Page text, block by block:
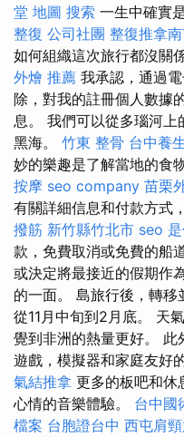
堂 地圖 搜索 一生中確實
整復 公司社團 整復推拿
如何組織這次旅行都沒關
外燴 推薦 我承認，通過
除，對我的註冊個人數據
息。 我們可以從多瑙河上
黑海。 竹東 整骨 台中養
妙的樂趣是了解當地的食
按摩 seo company 苗栗
有關詳細信息和付款方式
撥筋 新竹縣竹北市 seo
款，免費取消或免費的船
或決定將最接近的假期作
的一面。 島旅行後，轉
從11月中旬到2月底。 天
覺到非洲的熱量更好。
遊戲，模擬器和家庭友好
氣結推拿 更多的板吧和休
心情的音樂體驗。 台中國
檔案 台胞證台中 西屯肩